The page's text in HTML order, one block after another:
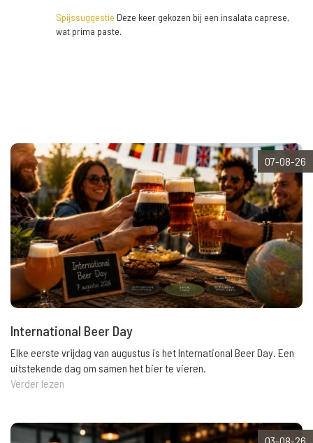
Spijssuggestie Deze keer gekozen bij een insalata caprese,
wat prima paste.
07-08-26
International Beer Day
Elke eerste vrijdag van augustus is het International Beer Day. Een
uitstekende dag om samen het bier te vieren.
Verder lezen